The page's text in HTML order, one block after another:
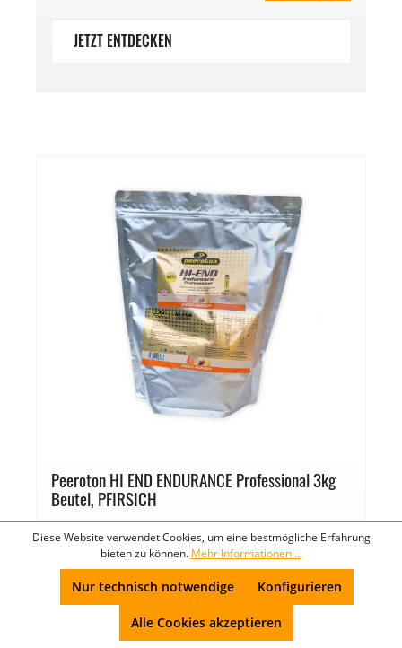
JETZT ENTDECKEN
Peeroton HI END ENDURANCE Professional 3kg
Beutel, PFIRSICH
Peeroton Hi End Endurance 3kg (Nachfüll-)
Beutel. Derzeit erhältlich in der
Geschmacksrichtung Pfirsich, in 600g zum
Probieren, im DUO-Pack (2x600g) und im
praktischen 3kg Beutel. Preis: 106,90 Euro (€
35,63,-/kg). Mindesthaltbarkeitsdatum: 2027.
Diese Website verwendet Cookies, um eine bestmögliche Erfahrung
bieten zu können. Mehr Informationen ...
Nur technisch notwendige Konfigurieren
Alle Cookies akzeptieren